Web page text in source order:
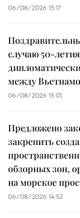
06/08/2026 15:17
случаю 50-
между
06/08/2026 15:01
Предложено
закрепить
обзорных зон,
на морское
06/08/2026 14:52